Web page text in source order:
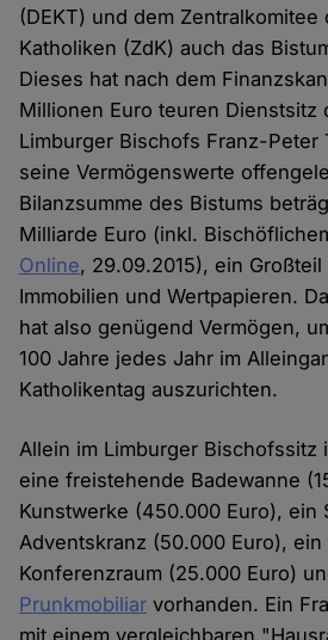
(DEKT) und dem
Katholiken (ZdK) auch das
Dieses hat nach dem
Millionen Euro teuren Dienstsitz
Limburger Bischofs Franz-Peter
seine Vermögenswerte
Bilanzsumme des Bistums
Milliarde Euro (inkl.
Online, 29.09.2015), ein
Immobilien und Wertpapieren.
hat also genügend Vermögen,
100 Jahre jedes Jahr im
Katholikentag auszurichten.
Allein im Limburger Bischofssitz
eine freistehende Badewanne
Kunstwerke (450.000 Euro), ein
Adventskranz (50.000 Euro), ein
Konferenzraum (25.000 Euro)
Prunkmobiliar vorhanden. Ein